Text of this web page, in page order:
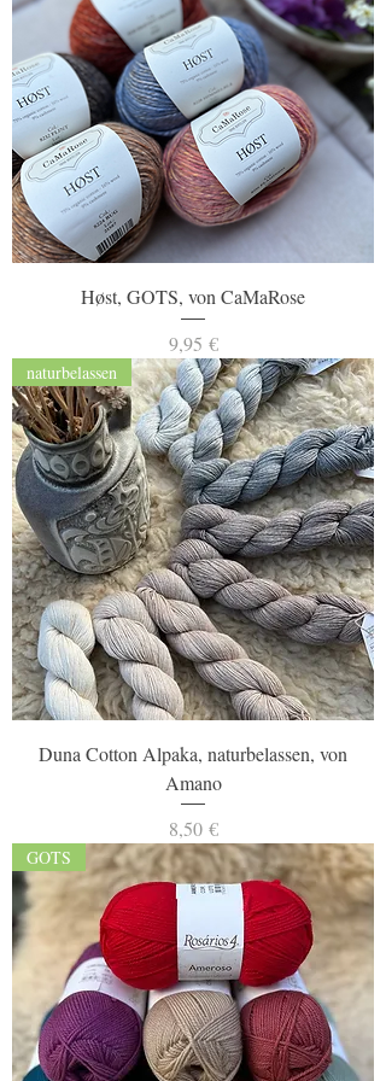
Høst, GOTS, von CaMaRose
Preis
9,95 €
naturbelassen
Duna Cotton Alpaka, naturbelassen, von
Amano
Preis
8,50 €
GOTS